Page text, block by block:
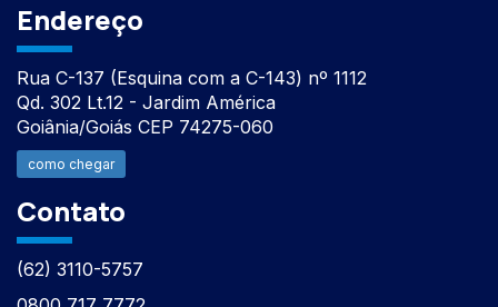
Endereço
Rua C-137 (Esquina com a C-143) nº 1112
Qd. 302 Lt.12 - Jardim América
Goiânia/Goiás CEP 74275-060
como chegar
Contato
(62) 3110-5757